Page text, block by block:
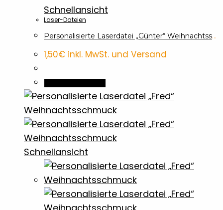
Schnellansicht
Laser-Dateien
Personalisierte Laserdatei „Günter“ Weihnachtsschmuck
1,50€ inkl. MwSt. und Versand
Schnellansicht